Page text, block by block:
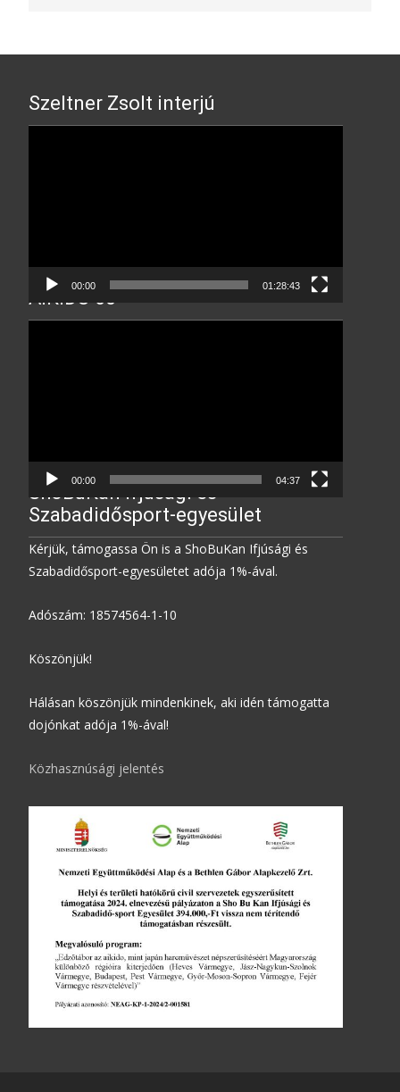
Szeltner Zsolt interjú
00:00 01:28:43
AIKIDO 60
00:00 04:37
ShoBuKan Ifjúsági és
Szabadidősport-egyesület
Kérjük, támogassa Ön is a ShoBuKan Ifjúsági és
Szabadidősport-egyesületet adója 1%-ával.
Adószám: 18574564-1-10
Köszönjük!
Hálásan köszönjük mindenkinek, aki idén támogatta
dojónkat adója 1%-ával!
Közhasznúsági jelentés